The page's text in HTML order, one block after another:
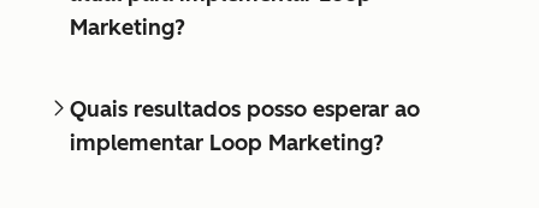
Marketing?
Quais resultados posso esperar ao
implementar Loop Marketing?